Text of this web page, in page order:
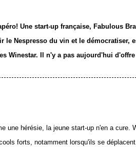
Une start-up française, Fabulous
Nespresso du vin et le démocratiser,
Winestar. Il n'y a pas aujourd'hui
une hérésie, la jeune start-up n'en a cure.
forts, notamment lorsqu'ils se